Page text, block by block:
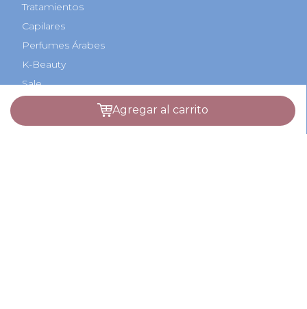
agregar al carrito
Contactate con nosotros
Quienes Somos
Sucursales
Beneficios Bancarios
Hot Sale